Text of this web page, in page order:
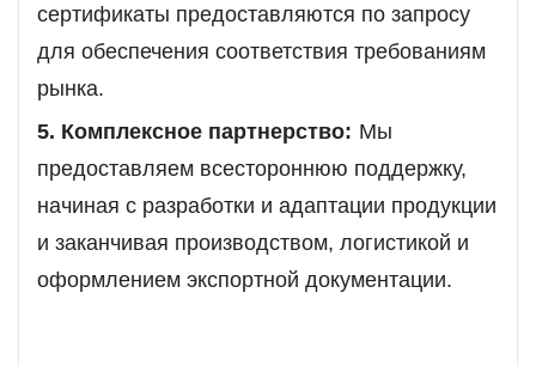
сертификаты предоставляются по запросу
для обеспечения соответствия требованиям
рынка.
5. Комплексное партнерство: Мы
предоставляем всестороннюю поддержку,
начиная с разработки и адаптации продукции
и заканчивая производством, логистикой и
оформлением экспортной документации.